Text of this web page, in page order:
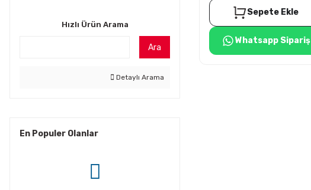
Hızlı Ürün Arama
Ara
Detaylı Arama
En Populer Olanlar
Sepete Ekle
Whatsapp Sipariş